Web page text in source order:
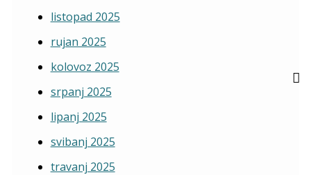
listopad 2025
rujan 2025
kolovoz 2025
srpanj 2025
lipanj 2025
svibanj 2025
travanj 2025